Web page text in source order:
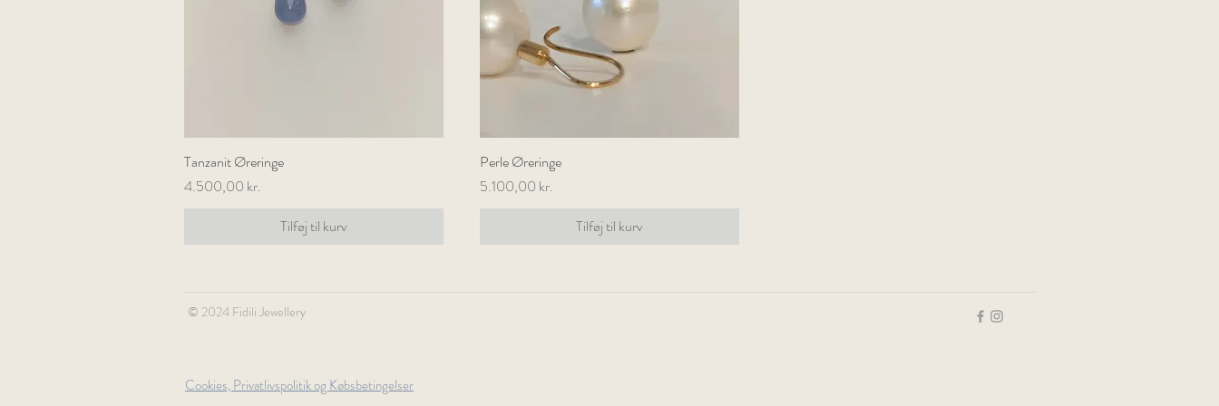
Hurtigvisning
Tanzanit Øreringe
Pris
4.500,00 kr.
Tilføj til kurv
Perle Øreringe
Pris
5.100,00 kr.
Tilføj til kurv
© 2024 Fidili Jewellery
Cookies, Privatlivspolitik og Købsbetingelser